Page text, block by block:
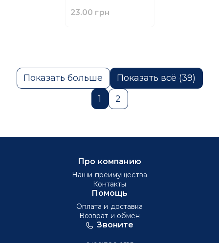
23.00 грн
Показать больше
1
2
Показать всё (39)
Звоните
Про компанию
Наши преимущества
Контакты
Помощь
Оплата и доставка
Возврат и обмен